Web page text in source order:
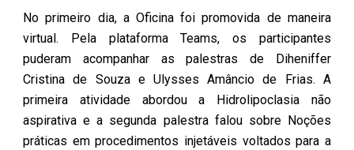
No primeiro dia, a Oficina foi promovida de maneira
virtual. Pela plataforma Teams, os participantes
puderam acompanhar as palestras de Diheniffer
Cristina de Souza e Ulysses Amâncio de Frias. A
primeira atividade abordou a Hidrolipoclasia não
aspirativa e a segunda palestra falou sobre Noções
práticas em procedimentos injetáveis voltados para a